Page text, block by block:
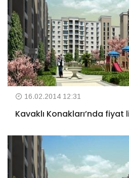
16.02.2014 12:31
Kavaklı Konakları’nda fiyat